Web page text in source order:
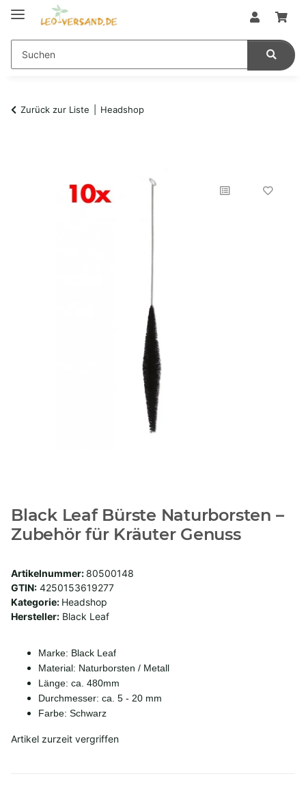
Zurück zur Liste Headshop
Black Leaf Bürste Naturborsten –
Zubehör für Kräuter Genuss
Artikelnummer: 80500148
GTIN: 4250153619277
Kategorie: Headshop
Hersteller: Black Leaf
Marke: Black Leaf
Material: Naturborsten / Metall
Länge: ca. 480mm
Durchmesser: ca. 5 - 20 mm
Farbe: Schwarz
Artikel zurzeit vergriffen